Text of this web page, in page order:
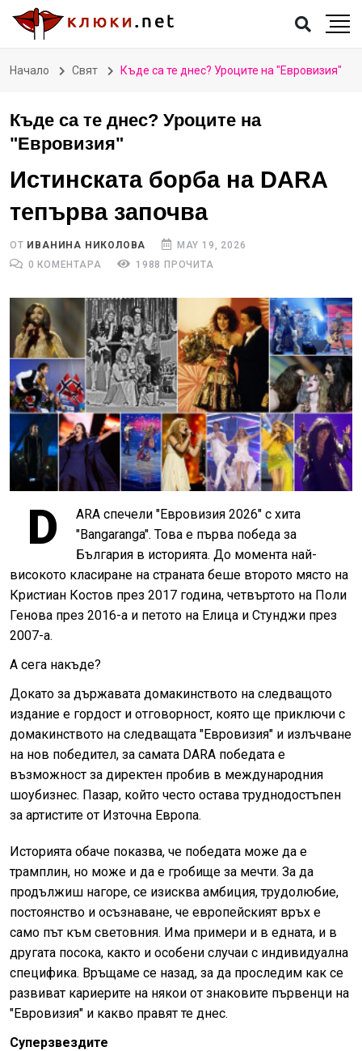
Начало Свят Къде са те днес? Уроците на "Евровизия"
Къде са те днес? Уроците на
"Евровизия"
Истинската борба на DARA
тепърва започва
ОТ ИВАНИНА НИКОЛОВА
MAY 19, 2026
0 КОМЕНТАРА
1988 ПРОЧИТА
D
ARA спечели "Евровизия 2026" с хита
"Bangaranga". Това е първа победа за
България в историята. До момента най-
високото класиране на страната беше второто място на
Кристиан Костов през 2017 година, четвъртото на Поли
Генова през 2016-а и петото на Елица и Стунджи през
2007-а.
А сега накъде?
Докато за държавата домакинството на следващото
издание е гордост и отговорност, която ще приключи с
домакинството на следващата "Евровизия" и излъчване
на нов победител, за самата DARA победата е
възможност за директен пробив в международния
шоубизнес. Пазар, който често остава труднодостъпен
за артистите от Източна Европа.
Историята обаче показва, че победата може да е
трамплин, но може и да е гробище за мечти. За да
продължиш нагоре, се изисква амбиция, трудолюбие,
постоянство и осъзнаване, че европейският връх е
само път към световния. Има примери и в едната, и в
другата посока, както и особени случаи с индивидуална
специфика. Връщаме се назад, за да проследим как се
развиват кариерите на някои от знаковите първенци на
"Евровизия" и какво правят те днес.
Суперзвездите